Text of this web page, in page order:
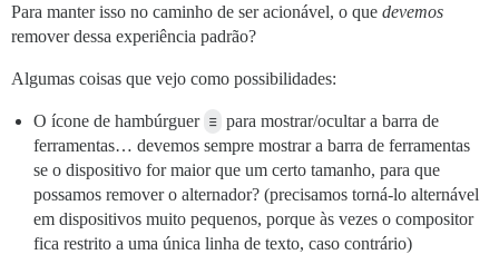
Para manter isso no caminho de ser acionável, o que devemos
remover dessa experiência padrão?
Algumas coisas que vejo como possibilidades:
O ícone de hambúrguer ≡ para mostrar/ocultar a barra de
ferramentas… devemos sempre mostrar a barra de ferramentas
se o dispositivo for maior que um certo tamanho, para que
possamos remover o alternador? (precisamos torná-lo alternável
em dispositivos muito pequenos, porque às vezes o compositor
fica restrito a uma única linha de texto, caso contrário)